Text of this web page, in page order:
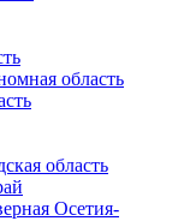
область
область
Осетия-